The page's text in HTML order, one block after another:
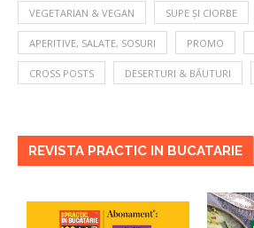
VEGETARIAN & VEGAN SUPE ȘI CIORBE
APERITIVE, SALATE, SOSURI PROMO
CROSS POSTS DESERTURI & BĂUTURI
REVISTA PRACTIC IN BUCATARIE